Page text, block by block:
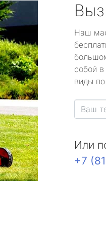
Наш
собой
виды
Или
+7